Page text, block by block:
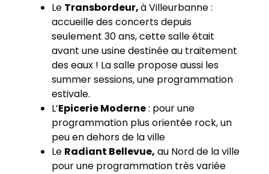
Le Transbordeur,à Villeurbanne :
accueille des concerts depuis
seulement 30 ans, cette salle était
avant une usine destinée au traitement
des eaux ! La salle propose aussi les
summer sessions, une programmation
estivale.
L’Epicerie Moderne: pour une
programmation plus orientée rock, un
peu en dehors de la ville
Le Radiant Bellevue, au Nord de la ville
pour une programmation très variée